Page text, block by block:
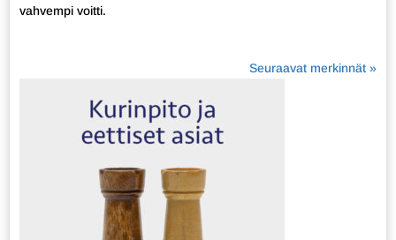
vahvempi voitti.
Seuraavat merkinnät »